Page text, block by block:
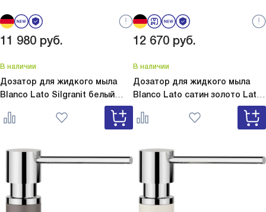
11 980 руб.
В наличии
Дозатор для жидкого мыла
Blanco Lato Silgranit белый
Lato Silgranit белый 525814
12 670 руб.
В наличии
Дозатор для жидкого мыла
Blanco Lato сатин золото Lato